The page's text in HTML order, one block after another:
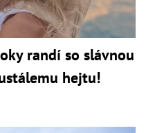
randí so slávnou
hejtu!